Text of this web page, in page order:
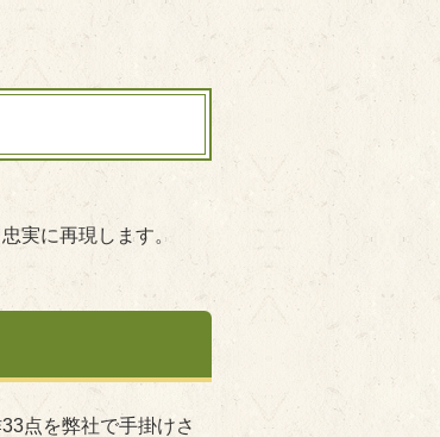
実に再現します。
点を弊社で手掛けさ